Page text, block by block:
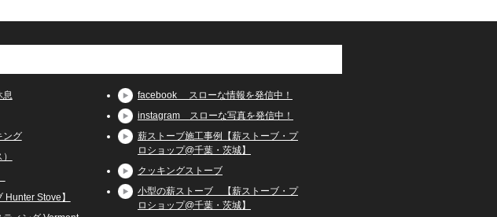
息
ング
Hunter Stove】
facebook スローな情報を発信中！
instagram スローな写真を発信中！
薪ストーブ施工事例【薪ストーブ・プ
ロショップ@千葉・茨城】
クッキングストーブ
小型の薪ストーブ 【薪ストーブ・プ
ロショップ@千葉・茨城】